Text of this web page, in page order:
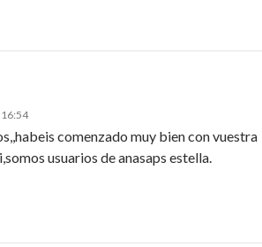
16:54
comenzado muy bien con vuestra
usuarios de anasaps estella.